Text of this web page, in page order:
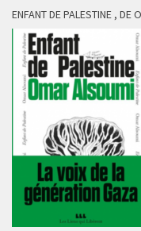
ENFANT DE PALESTINE , DE